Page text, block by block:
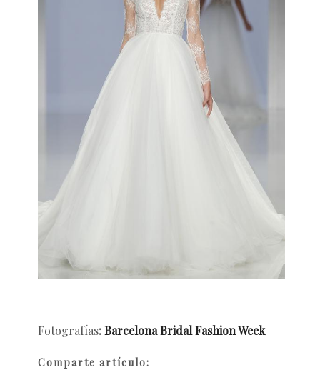
Fotografías:Barcelona Bridal Fashion Week
Comparte artículo: